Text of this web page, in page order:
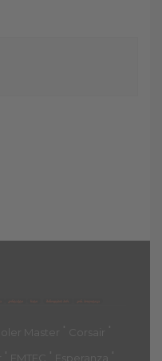
Master ' Corsair '
EMTEC Esperanza